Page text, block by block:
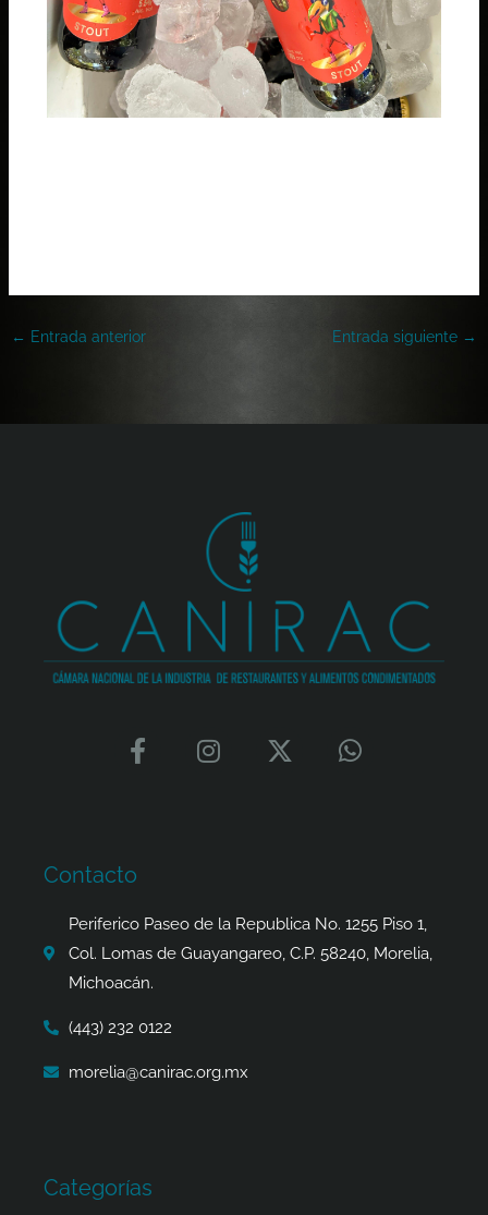
← Entrada anterior Entrada siguiente →
F
a
o
k
-
f
I
n
a
m
X
-
e
r
W
h
p
Contacto
Periferico Paseo de la Republica No. 1255 Piso 1,
Col. Lomas de Guayangareo, C.P. 58240, Morelia,
Michoacán.
(443) 232 0122
morelia@canirac.org.mx
Categorías